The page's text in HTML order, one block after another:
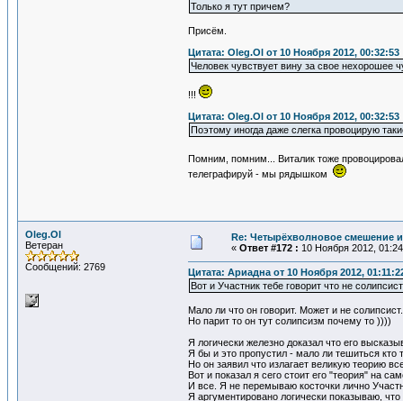
Только я тут причем?
Присём.
Цитата: Oleg.Ol от 10 Ноября 2012, 00:32:53
Человек чувствует вину за свое нехорошее
!!!
Цитата: Oleg.Ol от 10 Ноября 2012, 00:32:53
Поэтому иногда даже слегка провоцирую
Помним, помним... Виталик тоже
телеграфируй - мы рядышком
Oleg.Ol
Ветеран
Сообщений: 2769
Re: Четырёхволновое смешение и
« Ответ #172 : 10 Ноября 2012,
Цитата: Ариадна от 10 Ноября 2012,
Вот и Участник тебе говорит что не
Мало ли что он говорит. Может и не
Но парит то он тут солипсизм почему то ))))
Я логически железно доказал что его
Я бы и это пропустил - мало ли тешиться кто
Но он заявил что излагает великую теорию
Вот и показал я сего стоит его "теория" на
И все. Я не перемываю косточки лично
Я аргументировано логически показываю,